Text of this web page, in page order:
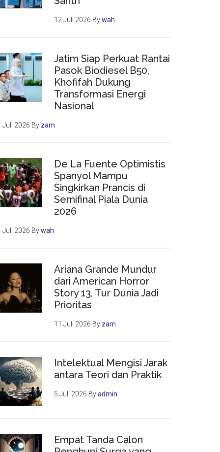
12 Juli 2026 Bywah
Jatim Siap Perkuat Rantai
Pasok Biodiesel B50,
Khofifah Dukung
Transformasi Energi
Nasional
Juli 2026 By zam
De La Fuente Optimistis
Spanyol Mampu
Singkirkan Prancis di
Semifinal Piala Dunia
2026
Juli 2026 Bywah
Ariana Grande Mundur
dari American Horror
Story 13, Tur Dunia Jadi
Prioritas
11 Juli 2026 By zam
Intelektual Mengisi Jarak
antara Teori dan Praktik
5 Juli 2026 Byadmin
Empat Tanda Calon